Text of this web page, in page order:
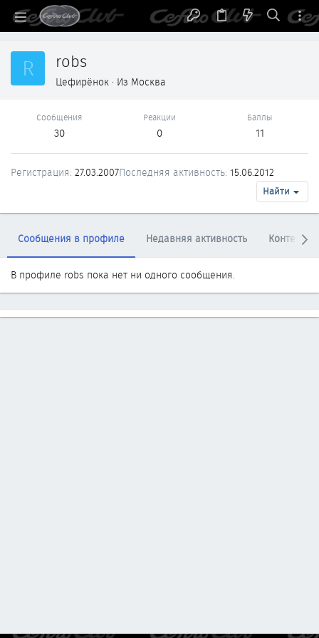
R robs
Цефирёнок · Из Москва
Сообщения
30
Реакции
0
Баллы
11
Регистрация 27.03.2007Последняя активность 15.06.2012
Найти
Сообщения в профиле Недавняя активность Контент
В профиле robs пока нет ни одного сообщения.